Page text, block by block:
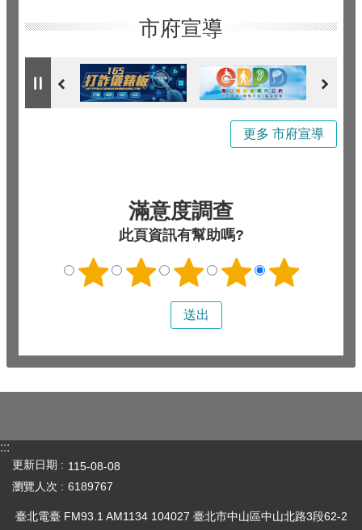
市府宣導
更多 市府宣導
滿意度調查
此頁資訊有幫助嗎?
:::
更新日期
115-08-08
瀏覽人次
6189767
臺北電臺 FM93.1 AM1134 104027 臺北市中山區中山北路3段62-2